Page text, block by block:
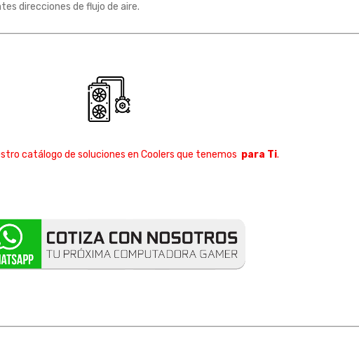
direcciones de flujo de aire.
catálogo de soluciones en Coolers que tenemos para Ti.